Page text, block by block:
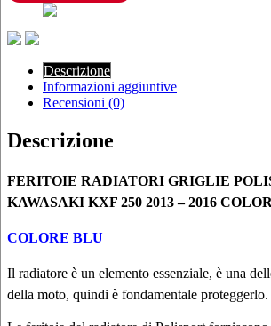
-
2016
COLORE
VERDE
quantità
Descrizione
Informazioni aggiuntive
Recensioni (0)
Descrizione
FERITOIE RADIATORI GRIGLIE
KAWASAKI KXF 250 2013 – 2016
COLORE BLU
Il radiatore è un elemento essenziale, è una
della moto, quindi è fondamentale proteggerlo.